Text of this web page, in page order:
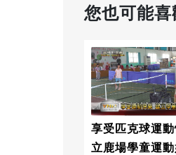
您也可能
享受匹克球運
立鹿場學童運動